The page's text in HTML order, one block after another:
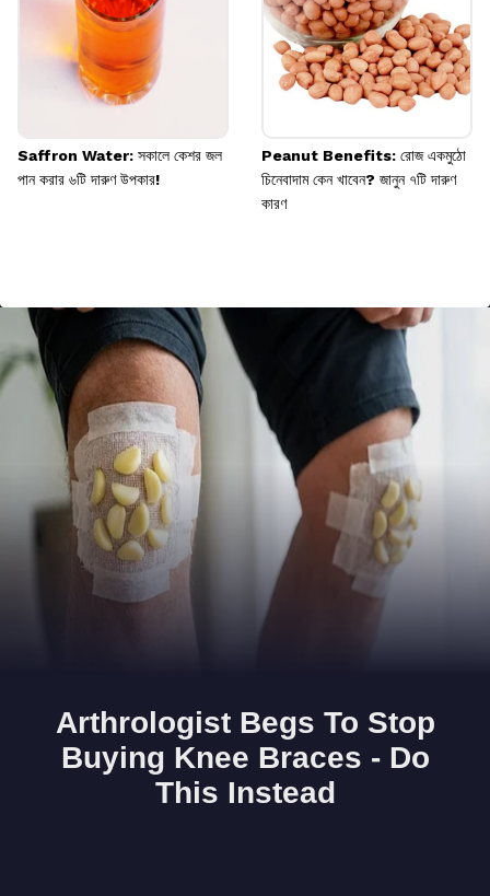
Saffron Water: সকালে কেশর জল
পান করার ৬টি দারুণ উপকার!
Peanut Benefits: রোজ একমুঠো
চিনেবাদাম কেন খাবেন? জানুন ৭টি দারুণ
কারণ